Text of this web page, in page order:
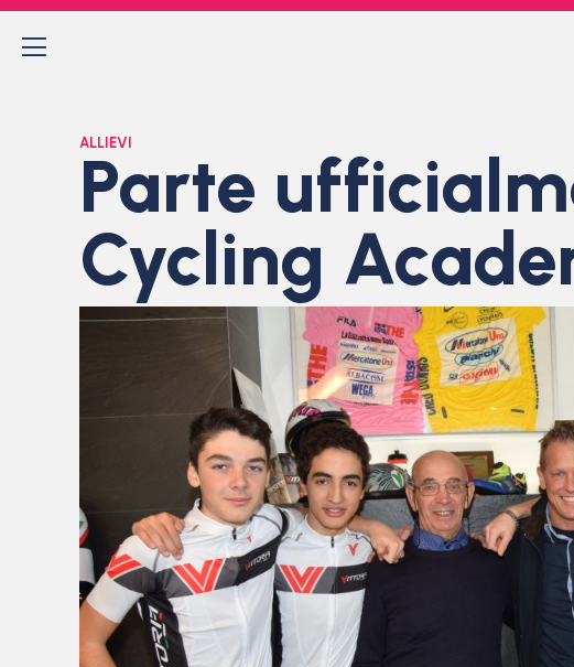
ALLIEVI
Parte
Cycling